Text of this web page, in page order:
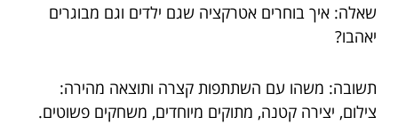
שאלה: איך בוחרים אטרקציה שגם ילדים וגם מבוגרים
יאהבו?
תשובה: משהו עם השתתפות קצרה ותוצאה מהירה:
צילום, יצירה קטנה, מתוקים מיוחדים, משחקים פשוטים.